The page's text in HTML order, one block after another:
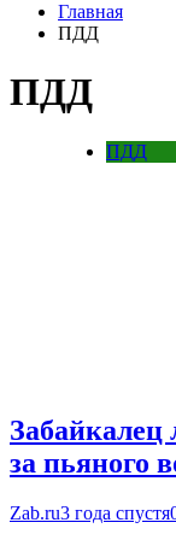
Главная
ПДД
ПДД
ПДД
Забайкалец
за пьяного
Zab.ru3 года спустя